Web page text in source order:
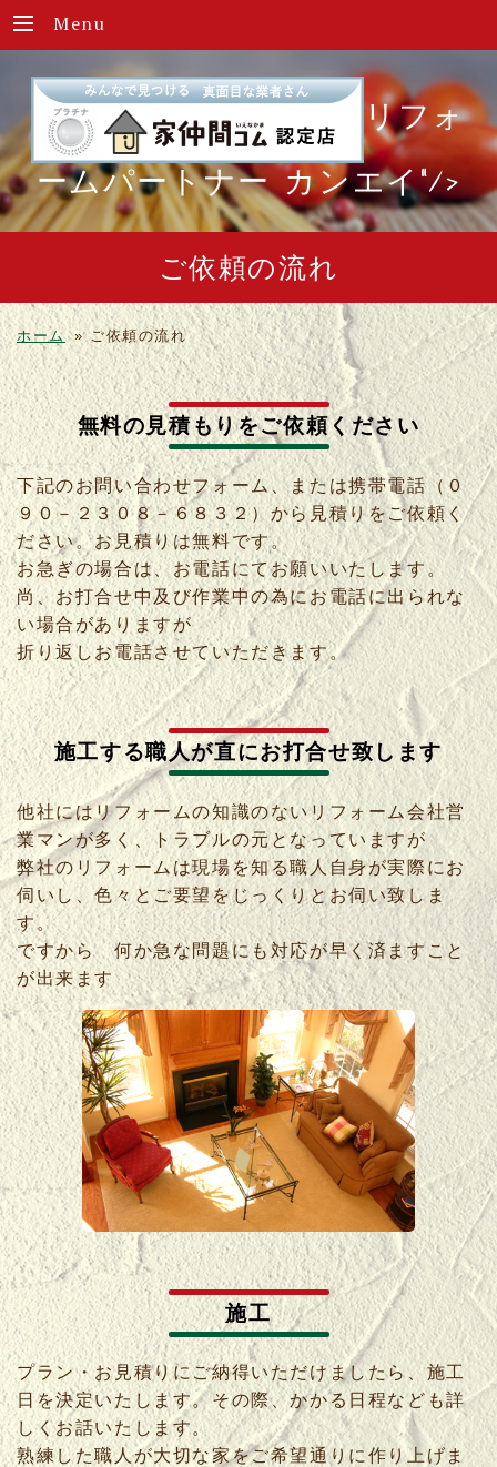
Menu
リフォ
ームパートナー カンエイ"/>
ご依頼の流れ
ホーム » ご依頼の流れ
無料の見積もりをご依頼ください
下記のお問い合わせフォーム、または携帯電話（０
９０－２３０８－６８３２）から見積りをご依頼く
ださい。お見積りは無料です。
お急ぎの場合は、お電話にてお願いいたします。
尚、お打合せ中及び作業中の為にお電話に出られな
い場合がありますが
折り返しお電話させていただきます。
施工する職人が直にお打合せ致します
他社にはリフォームの知識のないリフォーム会社営
業マンが多く、トラブルの元となっていますが
弊社のリフォームは現場を知る職人自身が実際にお
伺いし、色々とご要望をじっくりとお伺い致しま
す。
ですから 何か急な問題にも対応が早く済ますこと
が出来ます
施工
プラン・お見積りにご納得いただけましたら、施工
日を決定いたします。その際、かかる日程なども詳
しくお話いたします。
熟練した職人が大切な家をご希望通りに作り上げま